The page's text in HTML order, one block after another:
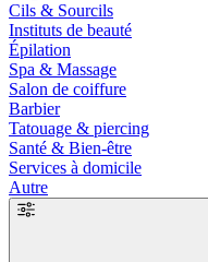
Cils & Sourcils
Instituts de beauté
Épilation
Spa & Massage
Salon de coiffure
Barbier
Tatouage & piercing
Santé & Bien-être
Services à domicile
Autre